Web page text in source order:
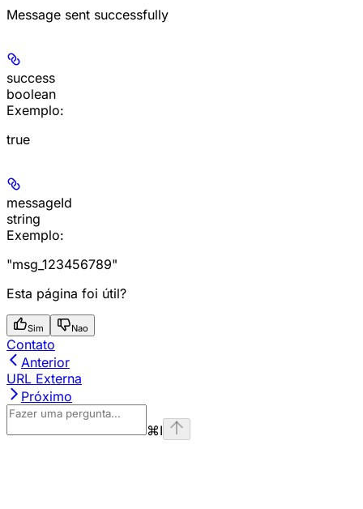
Message sent successfully
success
boolean
Exemplo:
true
messageId
string
Exemplo:
"msg_123456789"
Esta página foi útil?
Sim Nao
Contato
Anterior
URL Externa
Próximo
⌘I